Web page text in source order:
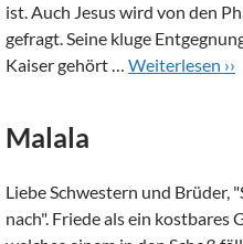
ist. Auch Jesus wird von den
gefragt. Seine kluge
Kaiser gehört … Weiterlesen ››
Malala
Liebe Schwestern und Brüder,
nach". Friede als ein kostbares